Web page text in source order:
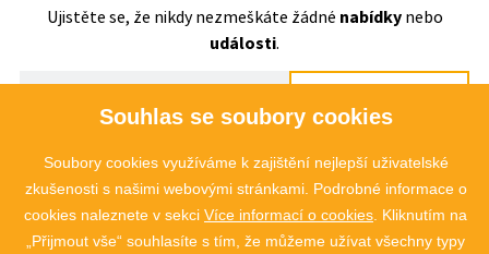
Ujistěte se, že nikdy nezmeškáte žádné nabídkynebo
události.
Souhlasím se zpracováním osobních údajů
Souhlas se soubory cookies
Soubory cookies využíváme k zajištění nejlepší uživatelské
zkušenosti s našimi webovými stránkami. Podrobné informace o
cookies naleznete v sekci Více informací o cookies . Kliknutím na
„Přijmout vše“ souhlasíte s tím, že můžeme užívat všechny typy